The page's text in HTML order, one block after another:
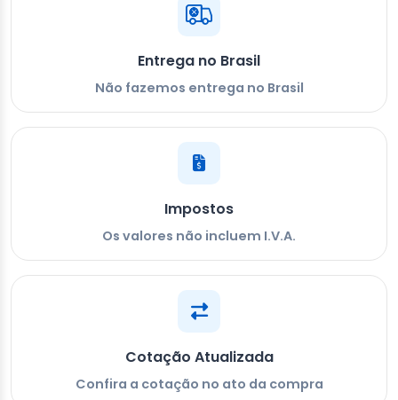
Entrega no Brasil
Não fazemos entrega no Brasil
Impostos
Os valores não incluem I.V.A.
Cotação Atualizada
Confira a cotação no ato da compra